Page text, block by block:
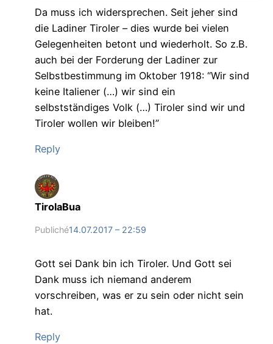
Da muss ich widersprechen. Seit jeher sind
die Ladiner Tiroler – dies wurde bei vielen
Gelegenheiten betont und wiederholt. So z.B.
auch bei der Forderung der Ladiner zur
Selbstbestimmung im Oktober 1918: “Wir sind
keine Italiener (…) wir sind ein
selbstständiges Volk (…) Tiroler sind wir und
Tiroler wollen wir bleiben!”
Reply
TirolaBua
Publiché14.07.2017 – 22:59
Gott sei Dank bin ich Tiroler. Und Gott sei
Dank muss ich niemand anderem
vorschreiben, was er zu sein oder nicht sein
hat.
Reply